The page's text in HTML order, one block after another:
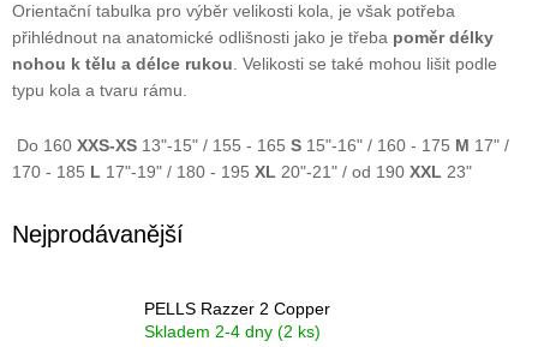
Orientační tabulka pro výběr velikosti kola, je však potřeba
přihlédnout na anatomické odlišnosti jako je třeba poměr délky
nohou k tělu a délce rukou. Velikosti se také mohou lišit podle
typu kola a tvaru rámu.
Do 160 XXS-XS 13"-15" / 155 - 165 S 15"-16" / 160 - 175 M 17" /
170 - 185 L 17"-19" / 180 - 195 XL 20"-21" / od 190 XXL 23"
Nejprodávanější
PELLS Razzer 2 Copper
Skladem 2-4 dny (2 ks)